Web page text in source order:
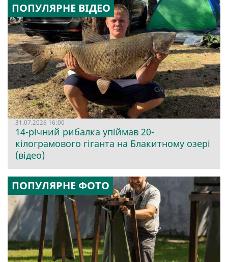
ПОПУЛЯРНЕ ВІДЕО
31.07.2026 16:00
14-річний рибалка упіймав 20-
кілограмового гіганта на Блакитному озері
(відео)
ПОПУЛЯРНЕ ФОТО